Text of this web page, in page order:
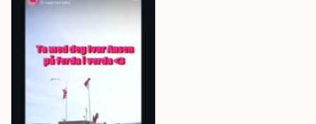
Sterk oppmoding
frå Det Norske
Teatret.